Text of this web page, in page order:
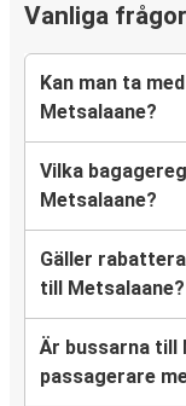
Vanliga frågor
Kan man ta
Metsalaane?
Vilka
Metsalaane?
Gäller
till Metsalaane?
Är bussarna till
passagerare